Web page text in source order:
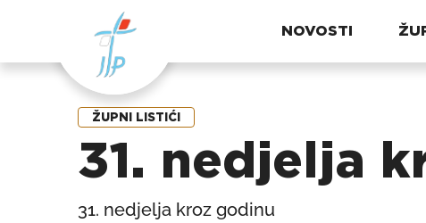
NOVOSTI
ŽUPNI LISTIĆI
31. nedjelja
31. nedjelja kroz godinu